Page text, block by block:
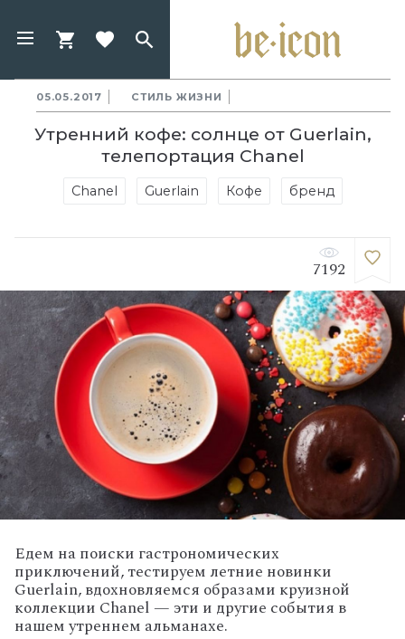
05.05.2017 СТИЛЬ ЖИЗНИ
Утренний кофе: солнце от Guerlain,
телепортация Chanel
Chanel Guerlain Кофе бренд
7192
Едем на поиски гастрономических
приключений, тестируем летние новинки
Guerlain, вдохновляемся образами круизной
коллекции Chanel — эти и другие события в
нашем утреннем альманахе.